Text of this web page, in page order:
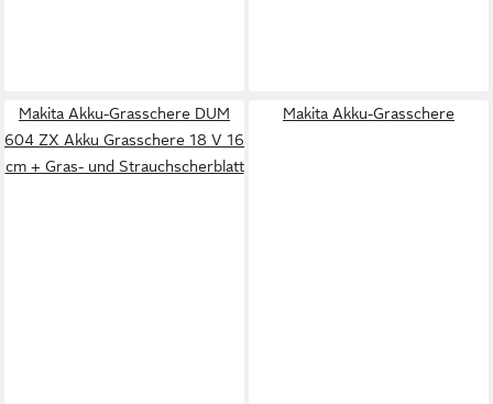
Makita Akku-Grasschere DUM
604 ZX Akku Grasschere 18 V 16
cm + Gras- und Strauchscherblatt
Makita Akku-Grasschere